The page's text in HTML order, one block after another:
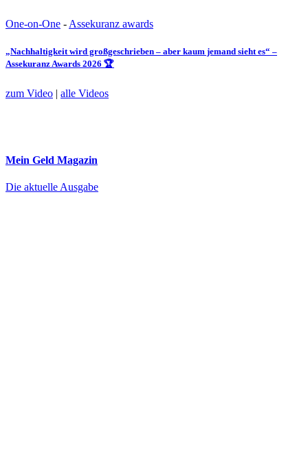
One-on-One - Assekuranz awards
„Nachhaltigkeit wird großgeschrieben – aber kaum jemand sieht es“ –
Assekuranz Awards 2026 🏆
zum Video | alle Videos
Mein Geld Magazin
Die aktuelle Ausgabe